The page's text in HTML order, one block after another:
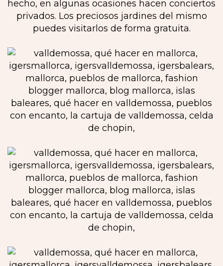
hecho, en algunas ocasiones hacen conciertos
privados. Los preciosos jardines del mismo
puedes visitarlos de forma gratuita.